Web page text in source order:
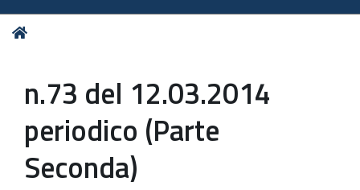
Tu
n.73 del 12.03.2014
periodico (Parte
Seconda)